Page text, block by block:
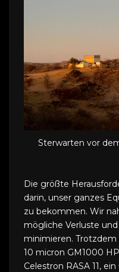
Sterwarten vor
Die größte
darin, unser ganzes
zu bekommen. Wir
mögliche Verluste
minimieren.
10 micron GM1000
Celestron RASA 11,